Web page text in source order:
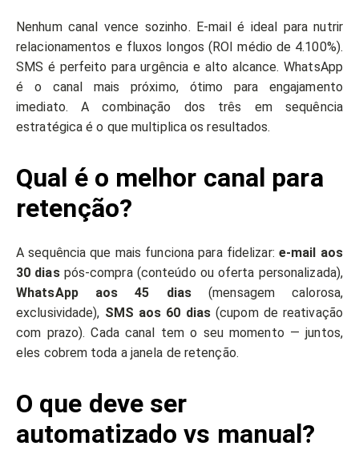
Nenhum canal vence sozinho. E-mail é ideal para nutrir
relacionamentos e fluxos longos (ROI médio de 4.100%).
SMS é perfeito para urgência e alto alcance. WhatsApp
é o canal mais próximo, ótimo para engajamento
imediato. A combinação dos três em sequência
estratégica é o que multiplica os resultados.
Qual é o melhor canal para
retenção?
A sequência que mais funciona para fidelizar: e-mail aos
30 diaspós-compra (conteúdo ou oferta personalizada),
WhatsApp aos 45 dias (mensagem calorosa,
exclusividade), SMS aos 60 dias(cupom de reativação
com prazo). Cada canal tem o seu momento — juntos,
eles cobrem toda a janela de retenção.
O que deve ser
automatizado vs manual?